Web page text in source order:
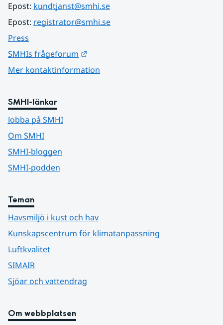
Epost: kundtjanst@smhi.se
Epost: registrator@smhi.se
Press
SMHIs frågeforum
Mer kontaktinformation
SMHI-länkar
Jobba på SMHI
Om SMHI
SMHI-bloggen
SMHI-podden
Teman
Havsmiljö i kust och hav
Kunskapscentrum för klimatanpassning
Luftkvalitet
SIMAIR
Sjöar och vattendrag
Om webbplatsen